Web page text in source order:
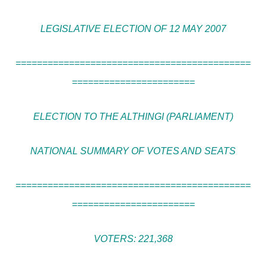
LEGISLATIVE ELECTION OF 12 MAY 2007
============================================
=======================
ELECTION TO THE ALTHINGI (PARLIAMENT)
NATIONAL SUMMARY OF VOTES AND SEATS
============================================
=======================
VOTERS: 221,368